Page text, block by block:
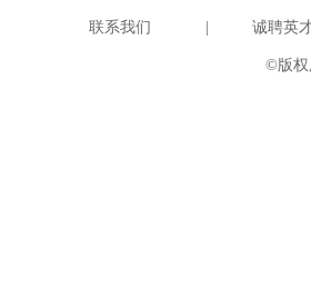
联系我们 诚聘英
©版权